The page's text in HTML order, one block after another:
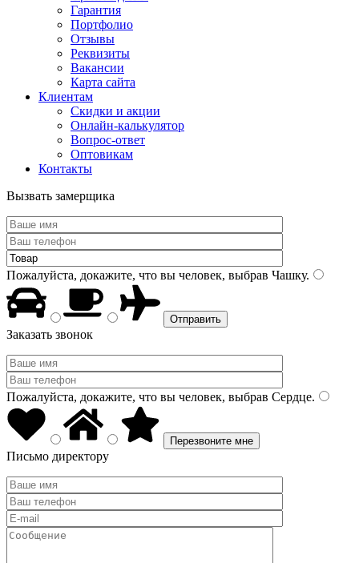
Гарантия
Портфолио
Отзывы
Реквизиты
Вакансии
Карта сайта
Клиентам
Скидки и акции
Онлайн-калькулятор
Вопрос-ответ
Оптовикам
Контакты
Вызвать замерщика
Пожалуйста, докажите, что вы человек, выбрав Чашку.
Заказать звонок
Пожалуйста, докажите, что вы человек, выбрав Сердце.
Письмо директору